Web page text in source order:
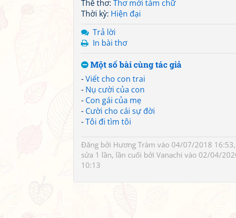
Thể thơ: Thơ mới tám chữ
Thời kỳ: Hiện đại
Trả lời
In bài thơ
Một số bài cùng tác giả
-Viết cho con trai
- Nụ cười của con
- Con gái của mẹ
- Cười cho cái sự đời
-Tôi đi tìm tôi
Đăng bởi Hương Tràm vào 04/07/2018
sửa 1 lần, lần cuối bởi Vanachi vào 02/04/
10:13